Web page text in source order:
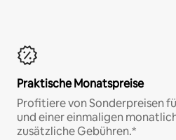
Praktische Monatspreise
Profitiere von Sonderpreisen
und einer einmaligen
zusätzliche Gebühren.*